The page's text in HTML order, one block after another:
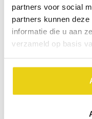
partners voor social
partners kunnen
informatie die u aan
verzameld op basis